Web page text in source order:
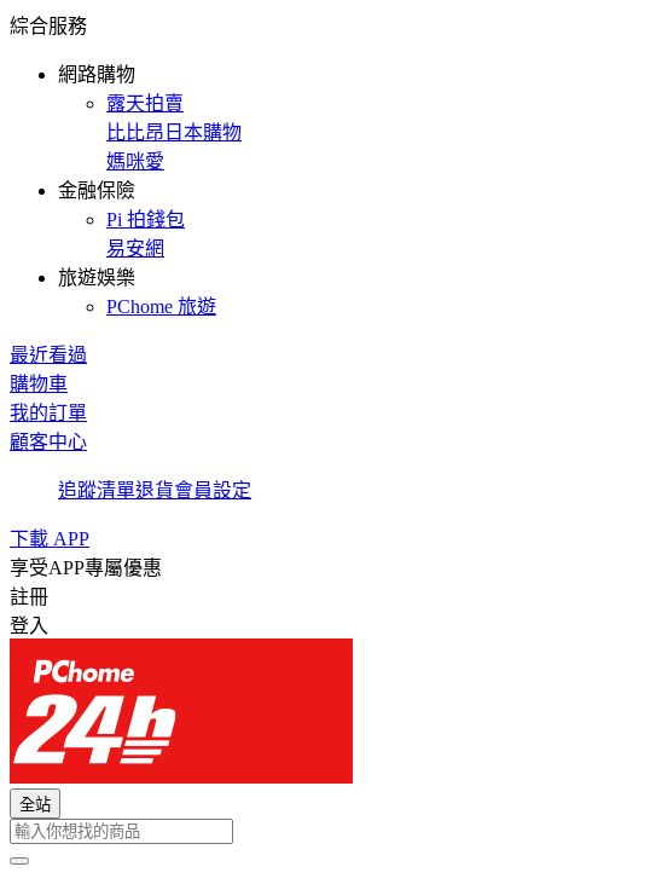
綜合服務
網路購物
露天拍賣
比比昂日本購物
媽咪愛
金融保險
Pi 拍錢包
易安網
旅遊娛樂
PChome 旅遊
最近看過
購物車
我的訂單
顧客中心
追蹤清單退貨會員設定
下載 APP
享受APP專屬優惠
註冊
登入
全站